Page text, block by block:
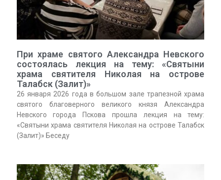
При храме святого Александра Невского
состоялась лекция на тему: «Святыни
храма святителя Николая на острове
Талабск (Залит)»
26 января 2026 года в большом зале трапезной храма
святого благоверного великого князя Александра
Невского города Пскова прошла лекция на тему:
«Святыни храма святителя Николая на острове Талабск
(Залит)» Беседу